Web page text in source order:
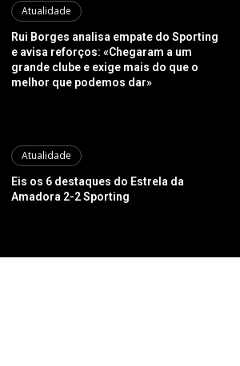
Atualidade
Rui Borges analisa empate do Sporting
e avisa reforços: «Chegaram a um
grande clube e exige mais do que o
melhor que podemos dar»
Atualidade
Eis os 6 destaques do Estrela da
Amadora 2-2 Sporting